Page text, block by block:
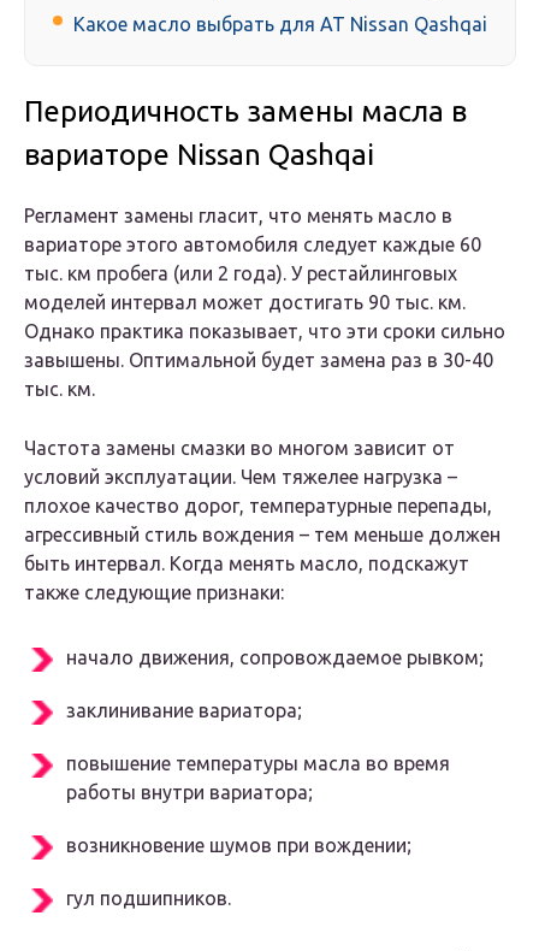
Какое масло выбрать для AT Nissan Qashqai
Периодичность замены масла в
вариаторе Nissan Qashqai
Регламент замены гласит, что менять масло в
вариаторе этого автомобиля следует каждые 60
тыс. км пробега (или 2 года). У рестайлинговых
моделей интервал может достигать 90 тыс. км.
Однако практика показывает, что эти сроки сильно
завышены. Оптимальной будет замена раз в 30-40
тыс. км.
Частота замены смазки во многом зависит от
условий эксплуатации. Чем тяжелее нагрузка –
плохое качество дорог, температурные перепады,
агрессивный стиль вождения – тем меньше должен
быть интервал. Когда менять масло, подскажут
также следующие признаки:
начало движения, сопровождаемое рывком;
заклинивание вариатора;
повышение температуры масла во время
работы внутри вариатора;
возникновение шумов при вождении;
гул подшипников.